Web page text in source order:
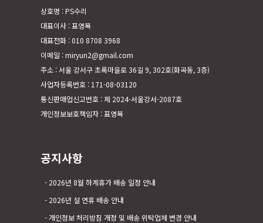
상호명 : PS수리
대표이사 : 표영복
대표전화 : 010 8708 3968
이메일 : miryun2@gmail.com
주소 : 서울 강서구 초록마을로 36길 9, 302호(화곡동, 3층)
사업자등록번호 : 171-08-03120
통신판매업신고번호 : 제 2024-서울강서-2087호
개인정보보호책임자 : 표영복
공지사항
2026년 8월 하계휴가 배송 일정 안내
2026년 설 연휴 배송 안내
개인정보 처리방침 개정 및 배송 위탁업체 변경 안내